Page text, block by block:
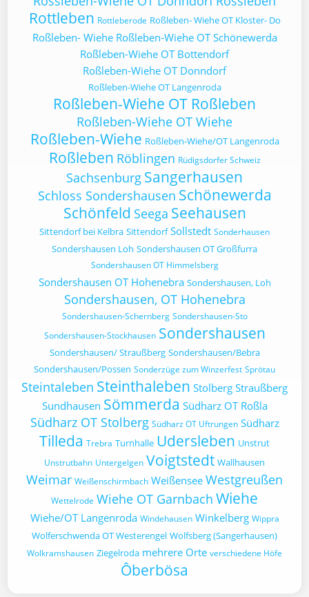
Rottleben Rottleberode Roßleben- Wiehe OT Kloster- Do
Roßleben- Wiehe Roßleben-Wiehe OT Schönewerda
Roßleben-Wiehe OT Bottendorf
Roßleben-Wiehe OT Donndorf
Roßleben-Wiehe OT Langenroda
Roßleben-Wiehe OT Roßleben
Roßleben-Wiehe OT Wiehe
Roßleben-Wiehe Roßleben-Wiehe/OT Langenroda
Roßleben Röblingen Rüdigsdorfer Schweiz
Sachsenburg Sangerhausen
Schloss Sondershausen Schönewerda
Schönfeld Seega Seehausen
Sittendorf bei Kelbra Sittendorf Sollstedt Sonderhausen
Sondershausen Loh Sondershausen OT Großfurra
Sondershausen OT Himmelsberg
Sondershausen OT Hohenebra Sondershausen, Loh
Sondershausen, OT Hohenebra
Sondershausen-Schernberg Sondershausen-Sto
Sondershausen-Stockhausen Sondershausen
Sondershausen/ Straußberg Sondershausen/Bebra
Sondershausen/Possen Sonderzüge zum Winzerfest Sprötau
Steintaleben Steinthaleben Stolberg Straußberg
Sundhausen Sömmerda Südharz OT Roßla
Südharz OT Stolberg Südharz OT Uftrungen Südharz
Tilleda Trebra Turnhalle Udersleben Unstrut
Unstrutbahn Untergelgen Voigtstedt Wallhausen
Weimar Weißenschirmbach Weißensee Westgreußen
Wettelrode Wiehe OT Garnbach Wiehe
Wiehe/OT Langenroda Windehausen Winkelberg Wippra
Wolferschwenda OT Westerengel Wolfsberg (Sangerhausen)
Wolkramshausen Ziegelroda mehrere Orte verschiedene Höfe
Ôberbösa